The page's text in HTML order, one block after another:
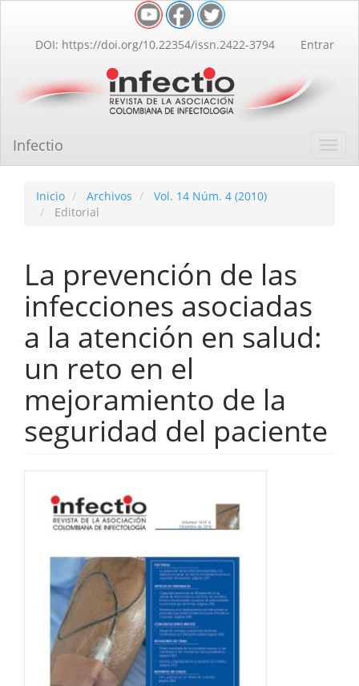
Contenido
principal
lateral
DOI: https://doi.org/10.22354/issn.2422-3794 Entrar
Infectio
Inicio Archivos
Vol. 14 Núm. 4 (2010)
Editorial
La prevención de las
infecciones asociadas
a la atención en salud:
un reto en el
mejoramiento de la
seguridad del paciente
Barra
lateral
del
artículo